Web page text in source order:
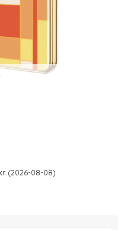
S24 Skal Härdat Glas
med
(2026-08-08)